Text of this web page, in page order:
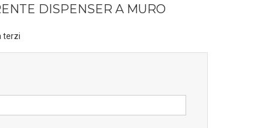
DISPENSER A MURO
terzi